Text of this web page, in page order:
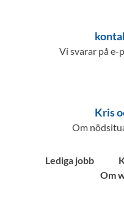
Vi svarar på e-
Kris
Om
Lediga jobb
Om